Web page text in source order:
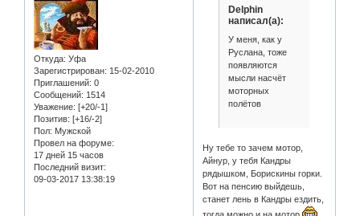
Откуда: Уфа
Зарегистрирован: 15-02-2010
Приглашений: 0
Сообщений: 1514
Уважение: [+20/-1]
Позитив: [+16/-2]
Пол: Мужской
Провел на форуме:
17 дней 15 часов
Последний визит:
09-03-2017 13:38:19
Delphin
написал(а):
У меня, как у
Руслана, тоже
появляются
мысли насчёт
моторных
полётов
Ну тебе то зачем мотор,
Айнур, у тебя Кандры
рядышком, Борискины горки.
Вот на пенсию выйдешь,
станет лень в Кандры ездить,